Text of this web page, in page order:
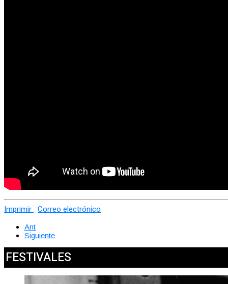
Imprimir Correo electrónico
Ant
Siguiente
FESTIVALES